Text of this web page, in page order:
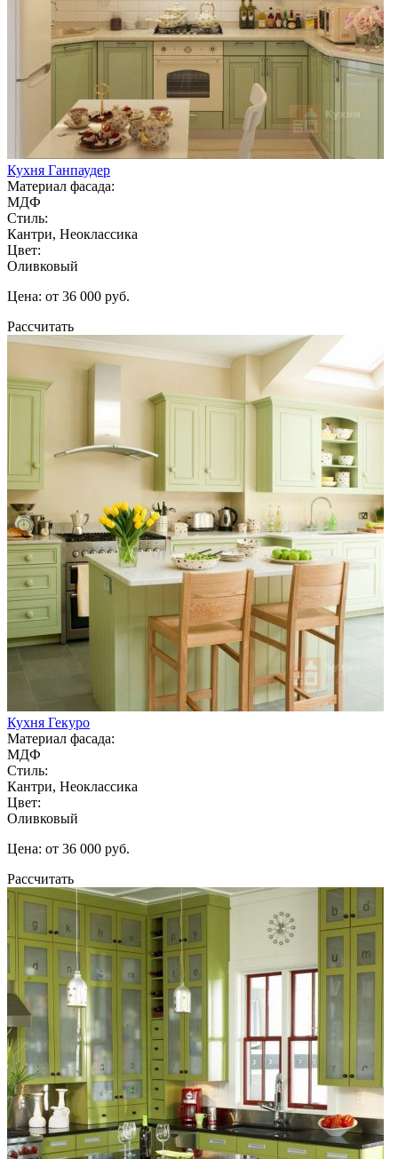
Кухня Ганпаудер
Материал фасада:
МДФ
Стиль:
Кантри, Неоклассика
Цвет:
Оливковый
Цена: от 36 000 руб.
Рассчитать
Кухня Гекуро
Материал фасада:
МДФ
Стиль:
Кантри, Неоклассика
Цвет:
Оливковый
Цена: от 36 000 руб.
Рассчитать